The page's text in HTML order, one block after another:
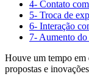
4- Contato
5- Troca de
6- Interação
7- Aumento
Houve um tempo em
propostas e